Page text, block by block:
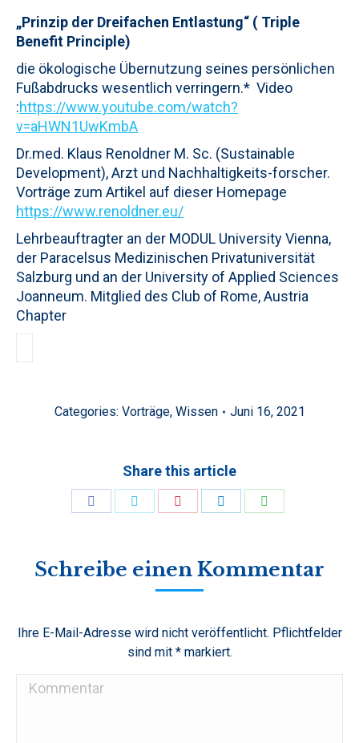
„Prinzip der Dreifachen Entlastung“ ( Triple
Benefit Principle)
die ökologische Übernutzung seines persönlichen
Fußabdrucks wesentlich verringern.* Video
:https://www.youtube.com/watch?
v=aHWN1UwKmbA
Dr.med. Klaus Renoldner M. Sc. (Sustainable
Development), Arzt und Nachhaltigkeits-forscher.
Vorträge zum Artikel auf dieser Homepage
https://www.renoldner.eu/
Lehrbeauftragter an der MODUL University Vienna,
der Paracelsus Medizinischen Privatuniversität
Salzburg und an der University of Applied Sciences
Joanneum. Mitglied des Club of Rome, Austria
Chapter
Categories: Vorträge, Wissen Juni 16, 2021
Share this article
Schreibe einen Kommentar
Ihre E-Mail-Adresse wird nicht veröffentlicht. Pflichtfelder
sind mit *markiert.
Kommentar